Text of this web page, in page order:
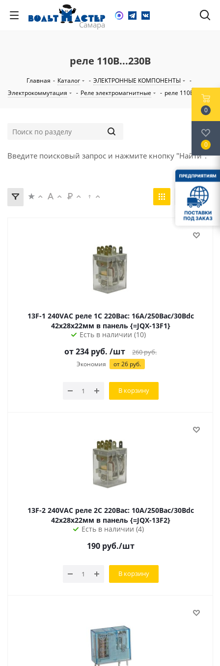
реле 110В...230В
Главная - Каталог - ЭЛЕКТРОННЫЕ КОМПОНЕНТЫ
-
Электрокоммутация
- Реле электромагнитные - реле 110В...230В
Введите поисковый запрос и нажмите кнопку "Найти".
13F-1 240VAC реле 1С 220Вac: 16А/250Вас/30Вdc
42х28х22мм в панель {=JQX-13F1}
Есть в наличии (10)
от234 руб. /шт 260руб.
Экономия от26руб.
В корзину
13F-2 240VAC реле 2С 220Вac: 10А/250Вас/30Вdc
42х28х22мм в панель {=JQX-13F2}
Есть в наличии (4)
190руб./шт
В корзину
0
0